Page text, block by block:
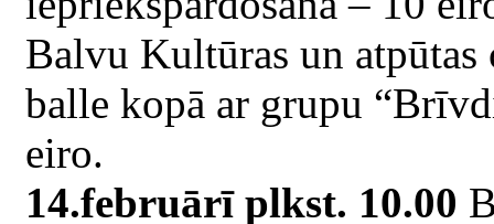
Balvu Kultūras un atpūtas
balle kopā ar grupu
eiro.
14.februārī plkst. 10.00